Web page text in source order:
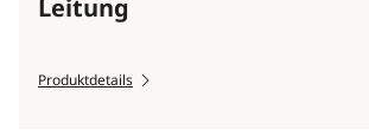
Leitung
Produktdetails